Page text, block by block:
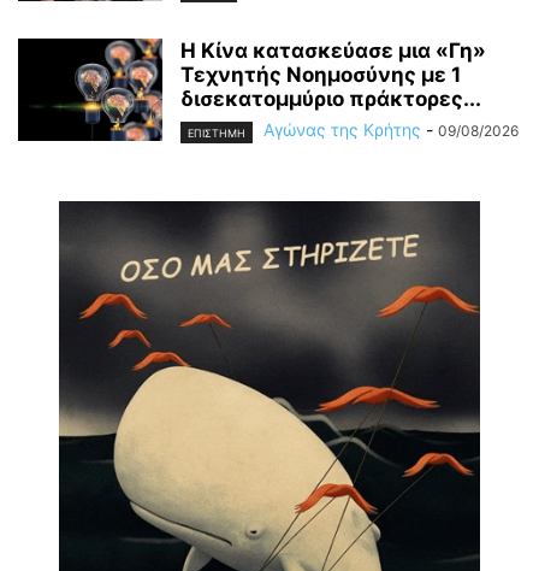
Η Κίνα κατασκεύασε μια «Γη»
Τεχνητής Νοημοσύνης με 1
δισεκατομμύριο πράκτορες...
ΕΠΙΣΤΗΜΗ Αγώνας της Κρήτης - 09/08/2026